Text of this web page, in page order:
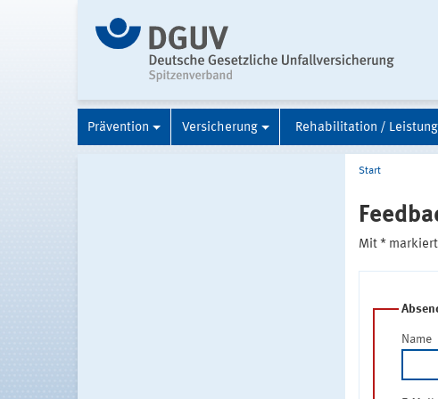
Prävention Versicherung Rehabilitation /
Start
Mit *
Name